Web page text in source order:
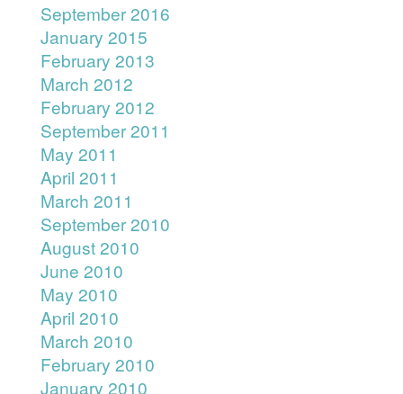
September 2016
January 2015
February 2013
March 2012
February 2012
September 2011
May 2011
April 2011
March 2011
September 2010
August 2010
June 2010
May 2010
April 2010
March 2010
February 2010
January 2010